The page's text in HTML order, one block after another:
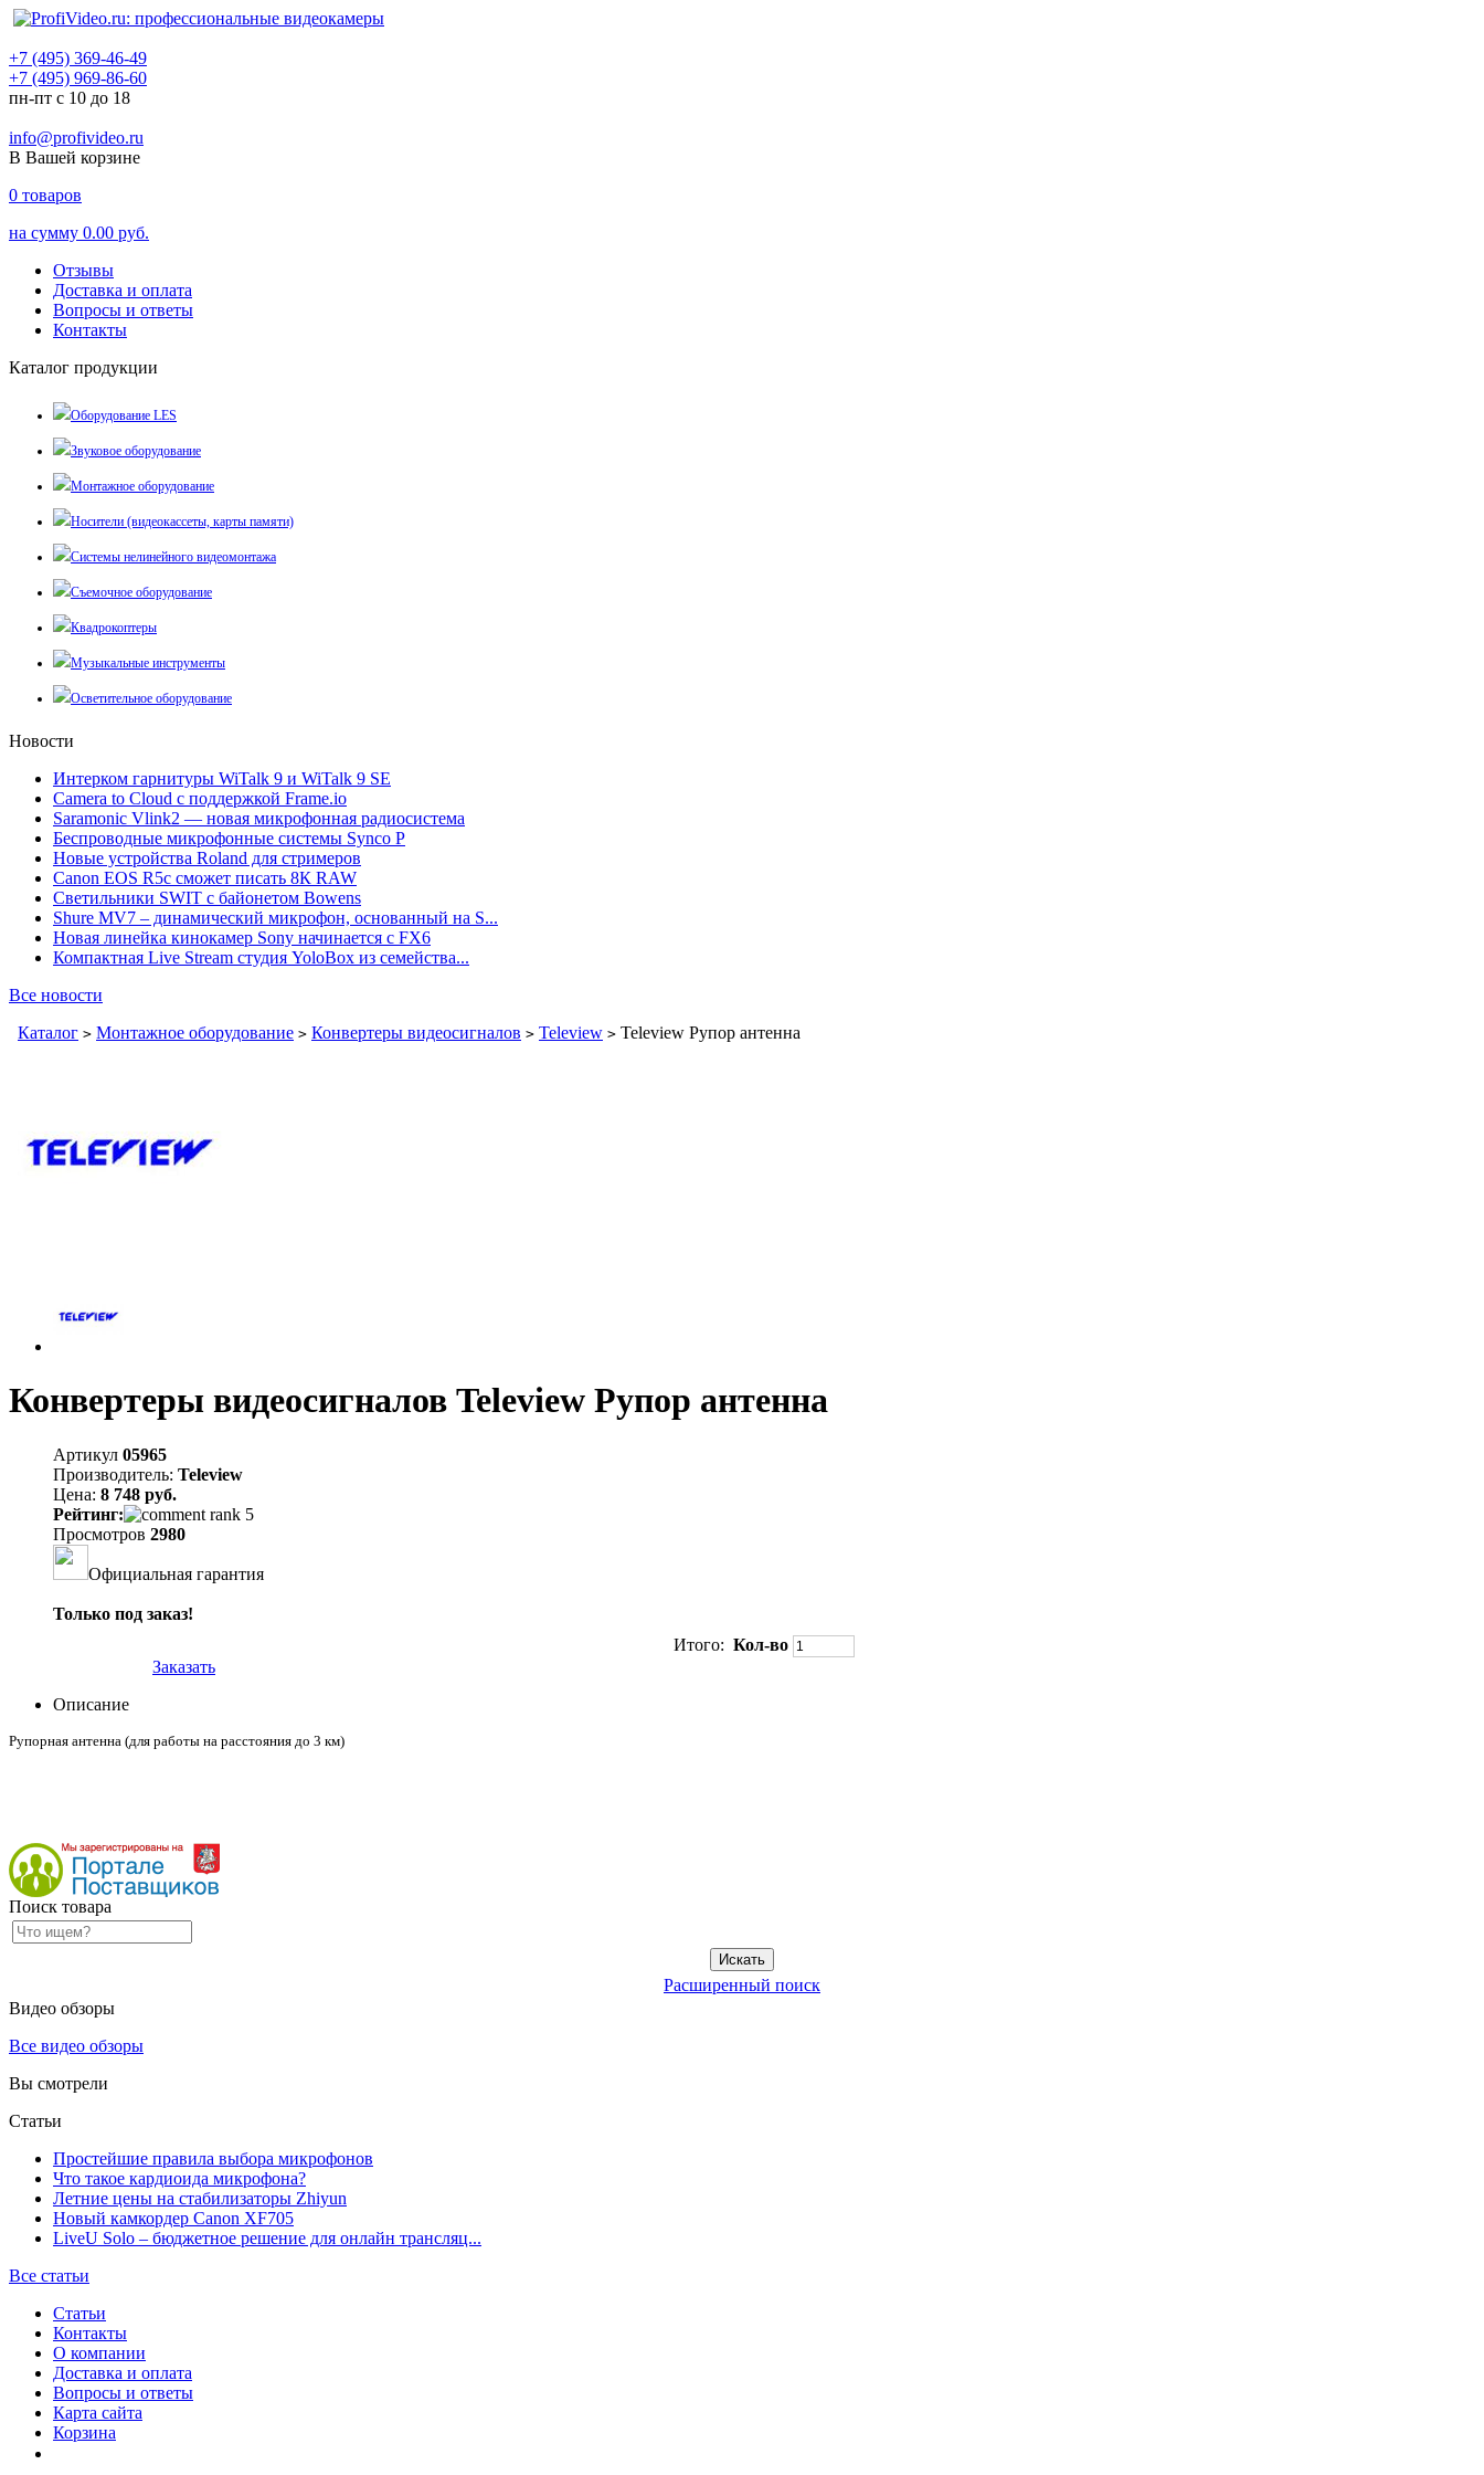
+7 (495) 369-46-49
+7 (495) 969-86-60
пн-пт с 10 до 18
info@profivideo.ru
В Вашей корзине
0 товаров
на сумму 0.00 руб.
Отзывы
Доставка и оплата
Вопросы и ответы
Контакты
Каталог продукции
Оборудование LES
Звуковое оборудование
Монтажное оборудование
Носители (видеокассеты, карты памяти)
Системы нелинейного видеомонтажа
Съемочное оборудование
Квадрокоптеры
Музыкальные инструменты
Осветительное оборудование
Новости
Интерком гарнитуры WiTalk 9 и WiTalk 9 SE
Camera to Cloud с поддержкой Frame.io
Saramonic Vlink2 — новая микрофонная радиосистема
Беспроводные микрофонные системы Synco P
Новые устройства Roland для стримеров
Canon EOS R5c сможет писать 8К RAW
Светильники SWIT с байонетом Bowens
Shure MV7 – динамический микрофон, основанный на S...
Новая линейка кинокамер Sony начинается с FX6
Компактная Live Stream студия YoloBox из семейства...
Все новости
Каталог > Монтажное оборудование > Конвертеры видеосигналов > Teleview > Teleview Рупор антенна
Конвертеры видеосигналов Teleview Рупор антенна
Артикул 05965
Производитель: Teleview
Цена: 8 748 руб.
Рейтинг:
Просмотров 2980
Официальная гарантия
Только под заказ!
Итого: Кол-во
Заказать
Описание
Рупорная антенна (для работы на расстояния до 3 км)
Поиск товара
Расширенный поиск
Видео обзоры
Все видео обзоры
Вы смотрели
Статьи
Простейшие правила выбора микрофонов
Что такое кардиоида микрофона?
Летние цены на стабилизаторы Zhiyun
Новый камкордер Canon XF705
LiveU Solo – бюджетное решение для онлайн трансляц...
Все статьи
Статьи
Контакты
О компании
Доставка и оплата
Вопросы и ответы
Карта сайта
Корзина